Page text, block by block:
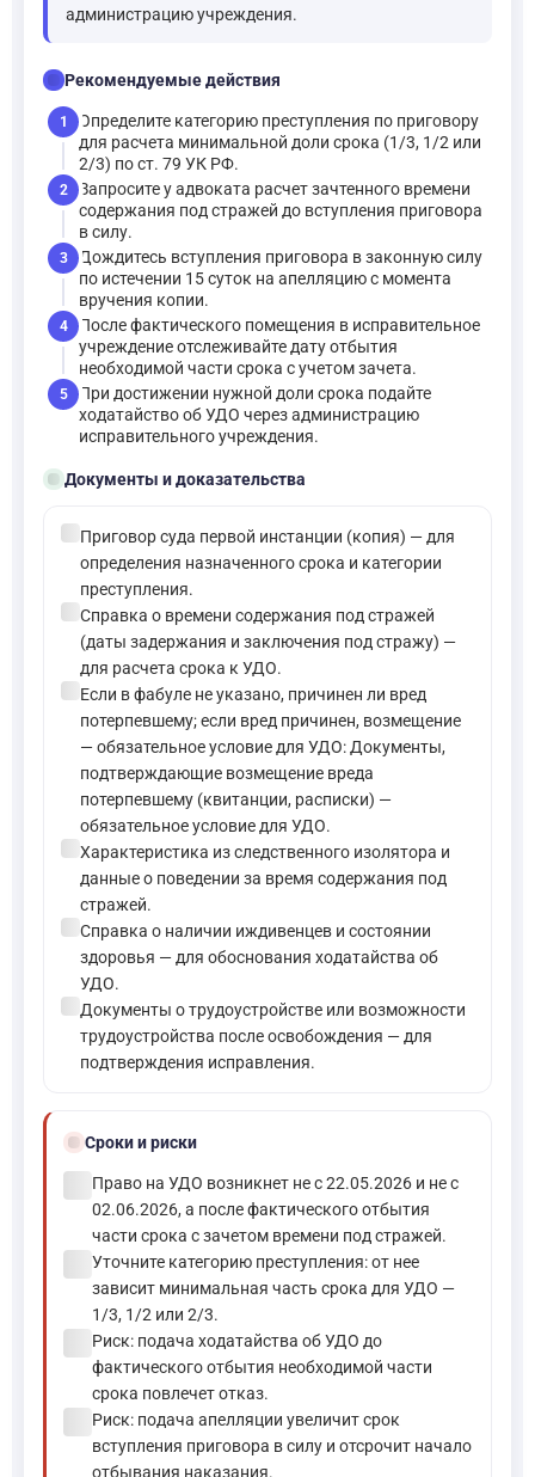
администрацию учреждения.
checklistРекомендуемые действия
1
Определите категорию преступления по приговору
для расчета минимальной доли срока (1/3, 1/2 или
2/3) по ст. 79 УК РФ.
2
Запросите у адвоката расчет зачтенного времени
содержания под стражей до вступления приговора
в силу.
3
Дождитесь вступления приговора в законную силу
по истечении 15 суток на апелляцию с момента
вручения копии.
4
После фактического помещения в исправительное
учреждение отслеживайте дату отбытия
необходимой части срока с учетом зачета.
5
При достижении нужной доли срока подайте
ходатайство об УДО через администрацию
исправительного учреждения.
folder_openДокументы и доказательства
Приговор суда первой инстанции (копия) — для
определения назначенного срока и категории
преступления.
Справка о времени содержания под стражей
(даты задержания и заключения под стражу) —
для расчета срока к УДО.
Если в фабуле не указано, причинен ли вред
потерпевшему; если вред причинен, возмещение
— обязательное условие для УДО: Документы,
подтверждающие возмещение вреда
потерпевшему (квитанции, расписки) —
обязательное условие для УДО.
Характеристика из следственного изолятора и
данные о поведении за время содержания под
стражей.
Справка о наличии иждивенцев и состоянии
здоровья — для обоснования ходатайства об
УДО.
Документы о трудоустройстве или возможности
трудоустройства после освобождения — для
подтверждения исправления.
schedule Сроки и риски
Право на УДО возникнет не с 22.05.2026 и не с
02.06.2026, а после фактического отбытия
части срока с зачетом времени под стражей.
Уточните категорию преступления: от нее
зависит минимальная часть срока для УДО —
1/3, 1/2 или 2/3.
Риск: подача ходатайства об УДО до
фактического отбытия необходимой части
срока повлечет отказ.
Риск: подача апелляции увеличит срок
вступления приговора в силу и отсрочит начало
отбывания наказания.